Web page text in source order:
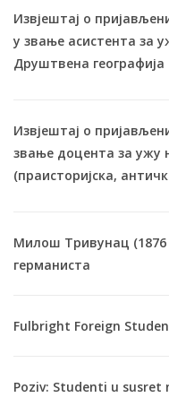
Извјештај о
у звање асистента за
Друштвена географија
Извјештај о
звање доцента за ужу
(праисторијска,
Милош Тривунац (1876
германиста
Fulbright Foreign
Poziv: Studenti u susret